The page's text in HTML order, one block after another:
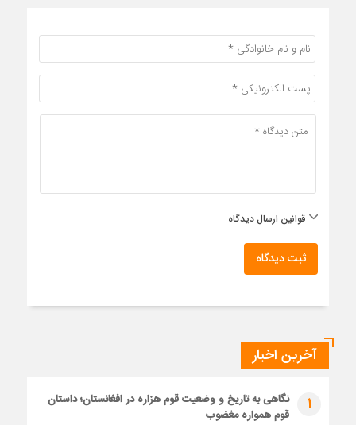
قوانین ارسال دیدگاه
ثبت دیدگاه
آخرین اخبار
1
نگاهی به تاریخ و وضعیت قوم هزاره در افغانستان؛ داستان
قوم همواره مغضوب